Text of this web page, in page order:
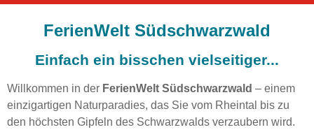
FerienWelt Südschwarzwald
Einfach ein bisschen vielseitiger...
Willkommen in der FerienWelt Südschwarzwald – einem
einzigartigen Naturparadies, das Sie vom Rheintal bis zu
den höchsten Gipfeln des Schwarzwalds verzaubern wird.